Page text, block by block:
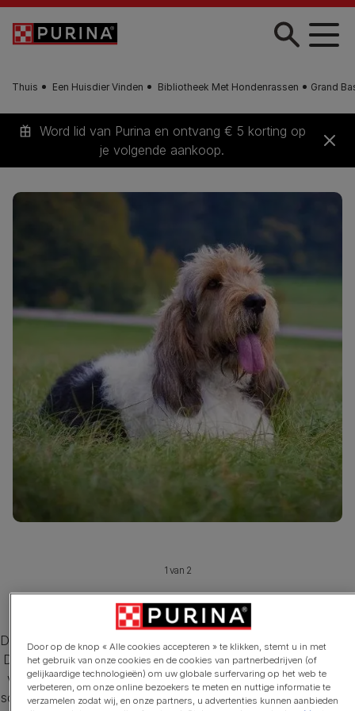
Skip to main content
Thuis Een Huisdier Vinden Bibliotheek Met Hondenrassen Grand
Word lid van Purina en ontvang € 5 korting op
je volgende aankoop.
Grand Basset Griffon vendéen
Deze middelgrote speurhond is iets langer dan dat hij hoog is.
De ruwe, weerbestendige vacht van de grand basset griffon
vendéen is wit met citroengeel, oranje, zwart, driekleurig of
schimmel. Ze staan bekend voor hun kenmerkende haar over
1 van 2
Door op de knop « Alle cookies accepteren » te klikken, stemt u in met
het gebruik van onze cookies en de cookies van partnerbedrijven (of
gelijkaardige technologieën) om uw globale surfervaring op het web te
verbeteren, om onze online bezoekers te meten en nuttige informatie te
verzamelen zodat wij, en onze partners, u advertenties kunnen aanbieden